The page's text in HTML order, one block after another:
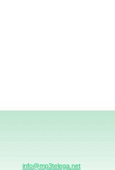
info@mp3telega.net